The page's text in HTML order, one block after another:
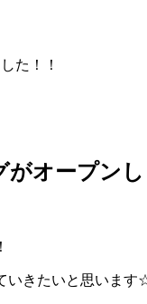
た！！
オープンし
いきたいと思います